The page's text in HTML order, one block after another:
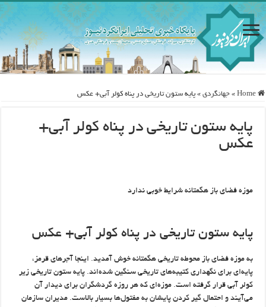
Home
» جهانگردی » پایه ستون تاریخی در پناه کولر آبی+ عکس
پایه ستون تاریخی در پناه کولر آبی+
عکس
موزه فضای باز هگمتانه شرایط خوبی ندارد
پایه ستون تاریخی در پناه کولر آبی+ عکس
به موزه فضای باز محوطه تاریخی هگمتانه خوش آمدید. اینجا آجرهای قرمز،
پایه‌ای برای نگهداری کتیبه‌های تاریخی سنگین شده‌اند. پایه ستون تاریخی زیر
کولر آبی قرار گرفته است. موزه‌ای که هر روزه گردشگران برای دیدار آن
می‌آیند و احتمال گیر کردن پایشان به مفتول‌ها بسیار بالاست. مدیران سازمان